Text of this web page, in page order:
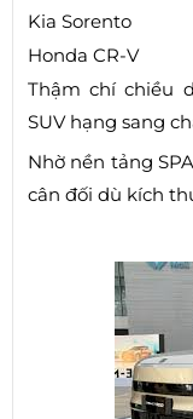
Kia Sorento
Honda CR-V
Thậm chí chiều
SUV hạng sang
Nhờ nền tảng
cân đối dù kích